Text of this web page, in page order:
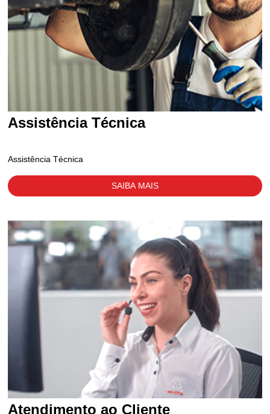
Assistência Técnica
Assistência Técnica
SAIBA MAIS
Atendimento ao Cliente